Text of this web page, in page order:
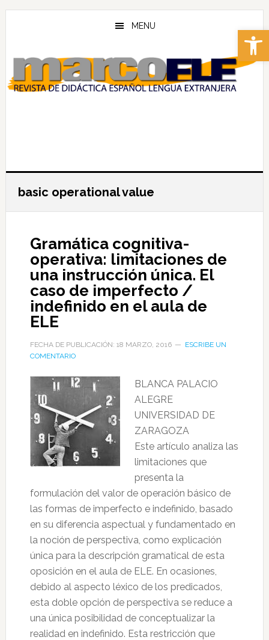
Abrir
Skip
content
Skip
MENU
basic operational value
Gramática cognitiva-
operativa: limitaciones de
una instrucción única. El
caso de imperfecto /
indefinido en el aula de
ELE
FECHA DE PUBLICACIÓN: 18 MARZO, 2016
ESCRIBE UN
COMENTARIO
BLANCA PALACIO
ALEGRE
UNIVERSIDAD DE
ZARAGOZA
Este artículo analiza las
limitaciones que
presenta la
formulación del valor de operación básico de
las formas de imperfecto e indefinido, basado
en su diferencia aspectual y fundamentado en
la noción de perspectiva, como explicación
única para la descripción gramatical de esta
oposición en el aula de ELE. En ocasiones,
debido al aspecto léxico de los predicados,
esta doble opción de perspectiva se reduce a
una única posibilidad de conceptualizar la
realidad en indefinido. Esta restricción que